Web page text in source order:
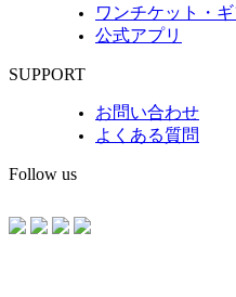
ワンチケット・
公式アプリ
SUPPORT
お問い合わせ
よくある質問
Follow us